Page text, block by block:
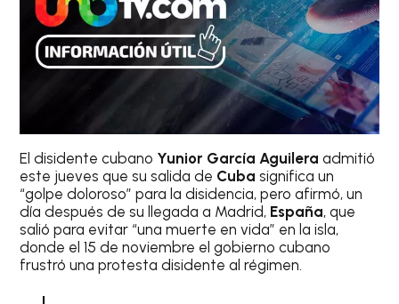
El disidente cubano Yunior García Aguilera admitió
este jueves que su salida de Cubasignifica un
“golpe doloroso” para la disidencia, pero afirmó, un
día después de su llegada a Madrid, España, que
salió para evitar “una muerte en vida” en la isla,
donde el 15 de noviembre el gobierno cubano
frustró una protesta disidente al régimen.